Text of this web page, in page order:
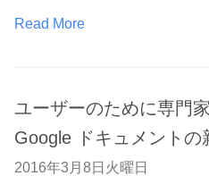
Read More
ユーザーのために専門
Google ドキュメントの
2016年3月8日火曜日